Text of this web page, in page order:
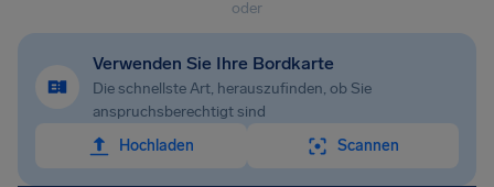
oder
Verwenden Sie Ihre Bordkarte
Die schnellste Art, herauszufinden, ob Sie
anspruchsberechtigt sind
Hochladen
Scannen